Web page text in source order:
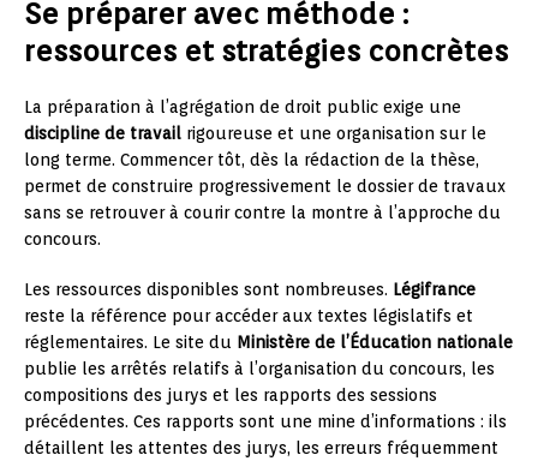
Se préparer avec méthode :
ressources et stratégies concrètes
La préparation à l’agrégation de droit public exige une
discipline de travail rigoureuse et une organisation sur le
long terme. Commencer tôt, dès la rédaction de la thèse,
permet de construire progressivement le dossier de travaux
sans se retrouver à courir contre la montre à l’approche du
concours.
Les ressources disponibles sont nombreuses. Légifrance
reste la référence pour accéder aux textes législatifs et
réglementaires. Le site du Ministère de l’Éducation nationale
publie les arrêtés relatifs à l’organisation du concours, les
compositions des jurys et les rapports des sessions
précédentes. Ces rapports sont une mine d’informations : ils
détaillent les attentes des jurys, les erreurs fréquemment